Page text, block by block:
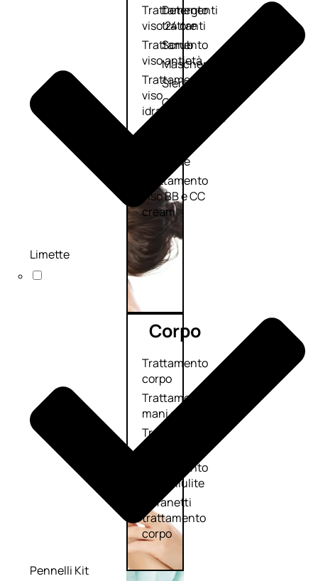
Trattamento
viso 24 ore
Trattamento
viso antietà
Trattamento
viso
idratante
Trattamento
décolleté
Trattamento
viso BB e CC
cream
Detergenti
trattanti
Scrub
Maschere
Sieri
Cofanetti
trattamento
Corpo
Trattamento
corpo
Trattamento
mani e piedi
Trattamento
unghie
Trattamento
anticellulite
Cofanetti
trattamento
corpo
Limette
Pennelli Kit